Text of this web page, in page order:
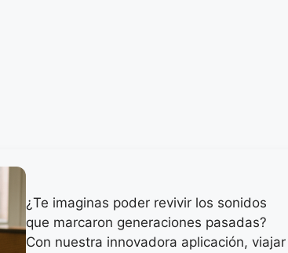
¿Te imaginas poder revivir los sonidos
que marcaron generaciones pasadas?
Con nuestra innovadora aplicación, viajar